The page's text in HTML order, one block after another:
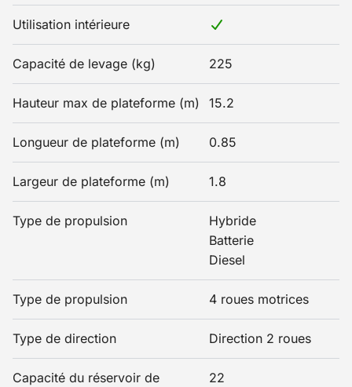
Utilisation intérieure
Capacité de levage (kg) 225
Hauteur max de plateforme (m) 15.2
Longueur de plateforme (m) 0.85
Largeur de plateforme (m) 1.8
Type de propulsion
Hybride
Batterie
Diesel
Type de propulsion 4 roues motrices
Type de direction Direction 2 roues
Capacité du réservoir de
22